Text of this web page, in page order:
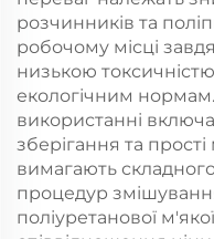
розчинників та
робочому місці
низькою
екологічним
використанні
зберігання та
вимагають
процедур
поліуретанової